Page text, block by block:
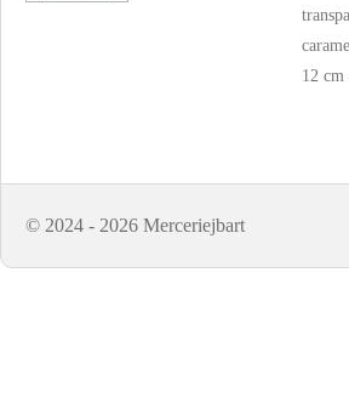
12 cm
© 2024 - 2026 Merceriejbart